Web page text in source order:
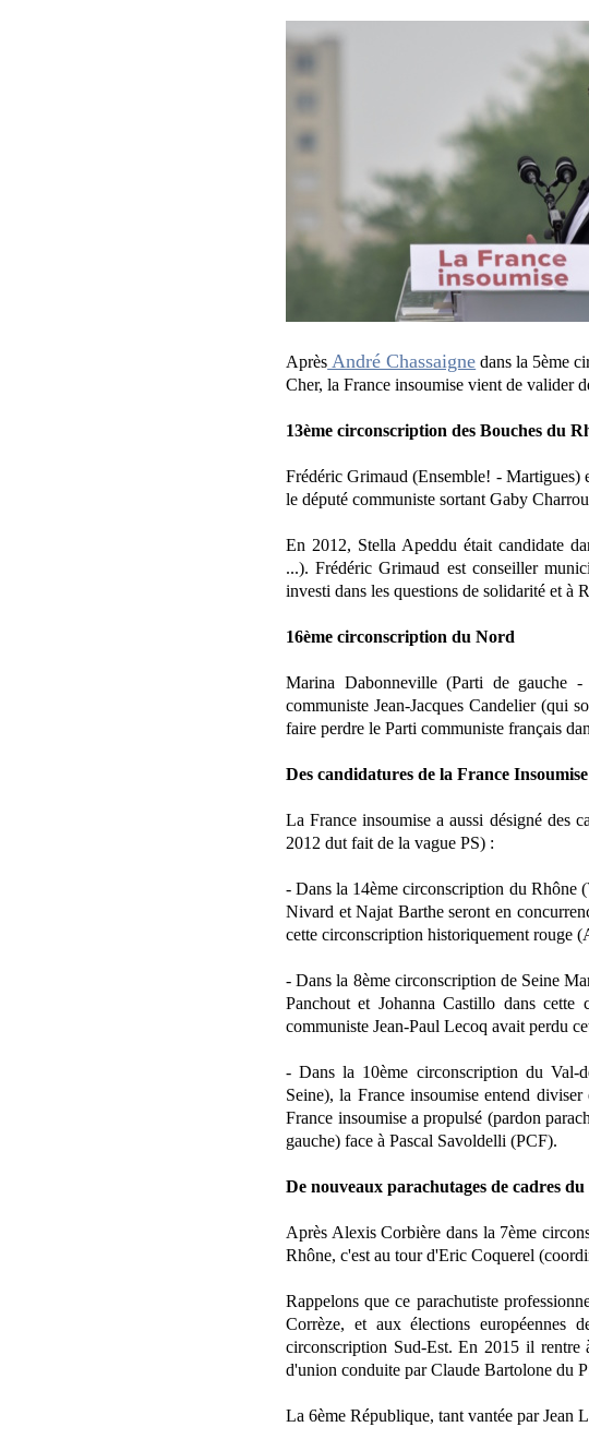
Après André Chassaigne dans la 5ème
Cher, la France insoumise vient de valider
13ème circonscription des Bouches du
Frédéric Grimaud (Ensemble! - Martigues)
le député communiste sortant Gaby
En 2012, Stella Apeddu était candidate
...). Frédéric Grimaud est conseiller
investi dans les questions de solidarité et à
16ème circonscription du Nord
Marina Dabonneville (Parti de gauche
communiste Jean-Jacques Candelier (qui
faire perdre le Parti communiste français
Des candidatures de la France
La France insoumise a aussi désigné des
2012 dut fait de la vague PS) :
- Dans la 14ème circonscription du Rhône
Nivard et Najat Barthe seront en
cette circonscription historiquement rouge
- Dans la 8ème circonscription de Seine
Panchout et Johanna Castillo dans
communiste Jean-Paul Lecoq avait perdu
- Dans la 10ème circonscription du
Seine), la France insoumise entend
France insoumise a propulsé (pardon
gauche) face à Pascal Savoldelli (PCF).
De nouveaux parachutages de cadres
Après Alexis Corbière dans la 7ème
Rhône, c'est au tour d'Eric Coquerel
Rappelons que ce parachutiste
Corrèze, et aux élections
circonscription Sud-Est. En 2015 il rentre
d'union conduite par Claude Bartolone du
La 6ème République, tant vantée par Jean